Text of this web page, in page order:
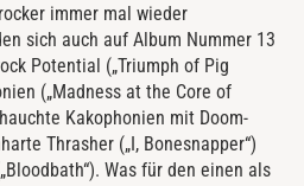
immer mal wieder
sich auch auf Album Nummer 13
Potential („Triumph of Pig
(„Madness at the Core of
Kakophonien mit Doom-
Thrasher („I, Bonesnapper“)
Was für den einen als